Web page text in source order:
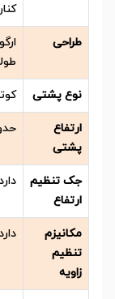
طراحی
نوع پشتی
ارتفاع
پشتی
حدود ۴۶
جک تنظیم
ارتفاع
دارد
مکانیزم
تنظیم
زاویه